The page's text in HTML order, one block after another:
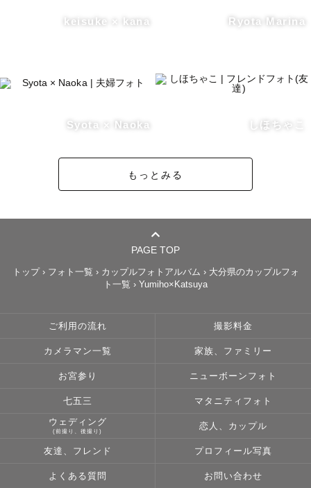
keisuke × kana Ryota Marina
Syota × Naoka しほちゃこ
もっとみる
PAGE TOP
トップ› フォト一覧 › カップルフォトアルバム › 大分県のカップルフォ
ト一覧 › Yumiho×Katsuya
ご利用の流れ 撮影料金
カメラマン一覧 家族、ファミリー
お宮参り ニューボーンフォト
七五三 マタニティフォト
ウェディング
(前撮り、後撮り)
恋人、カップル
友達、フレンド プロフィール写真
よくある質問 お問い合わせ